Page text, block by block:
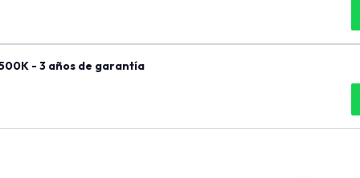
- 3 años de garantía